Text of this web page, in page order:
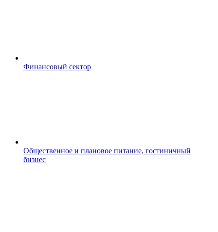
Финансовый сектор
Общественное и плановое питание, гостиничный
бизнес